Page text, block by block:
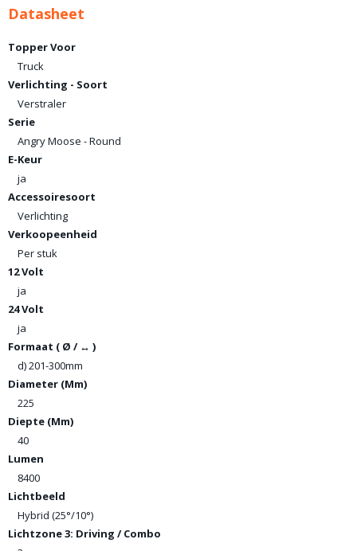
Datasheet
Topper Voor
Truck
Verlichting - Soort
Verstraler
Serie
Angry Moose - Round
E-Keur
ja
Accessoiresoort
Verlichting
Verkoopeenheid
Per stuk
12 Volt
ja
24 Volt
ja
Formaat ( Ø / ↔ )
d) 201-300mm
Diameter (Mm)
225
Diepte (Mm)
40
Lumen
8400
Lichtbeeld
Hybrid (25°/10°)
Lichtzone 3: Driving / Combo